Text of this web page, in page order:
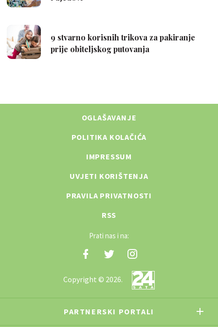
OGLAŠAVANJE
POLITIKA KOLAČIĆA
IMPRESSUM
UVJETI KORIŠTENJA
PRAVILA PRIVATNOSTI
RSS
Prati nas i na:
Copyright © 2026.
PARTNERSKI PORTALI